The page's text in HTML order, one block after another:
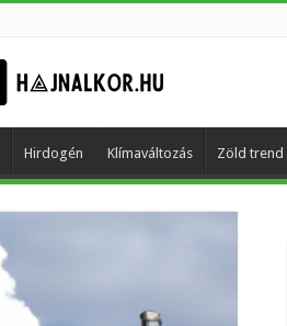
Hirdogén Klímaváltozás Zöld trend